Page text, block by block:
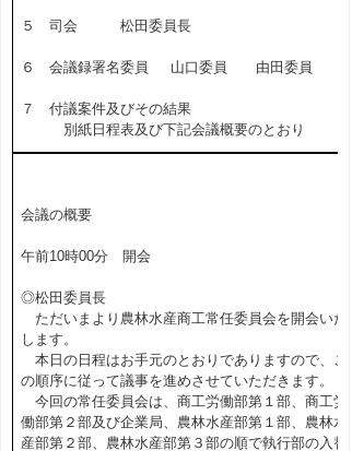
５ 司会 松田委員長
６ 会議録署名委員 山口委員 由田委員
７ 付議案件及びその結果
別紙日程表及び下記会議概要のとおり
会議の概要
午前10時00分 開会
◎松田委員長
ただいまより農林水産商工常任委員会を開会いた
します。
本日の日程はお手元のとおりでありますので、こ
の順序に従って議事を進めさせていただきます。
今回の常任委員会は、商工労働部第１部、商工労
働部第２部及び企業局、農林水産部第１部、農林水
産部第２部、農林水産部第３部の順で執行部の入替